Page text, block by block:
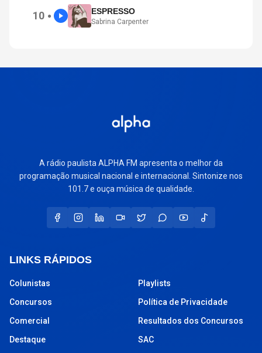
10 ● ESPRESSO
Sabrina Carpenter
A rádio paulista ALPHA FM apresenta o melhor da
programação musical nacional e internacional. Sintonize nos
101.7 e ouça música de qualidade.
LINKS RÁPIDOS
Colunistas
Concursos
Comercial
Destaque
Playlists
Política de Privacidade
Resultados dos Concursos
SAC